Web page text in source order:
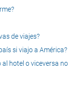
de viajes?
si viajo a América?
hotel o viceversa